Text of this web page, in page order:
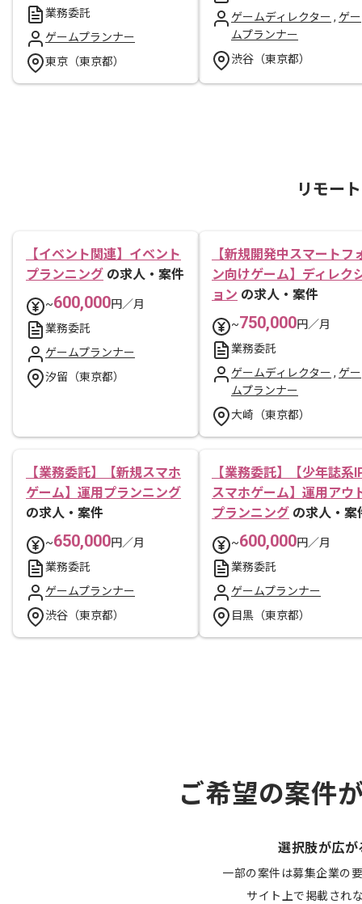
業務委託
ゲームプランナー
東京（東京都）
ゲームディレクター , ゲー
ムプランナー
渋谷（東京都）
リモー
【イベント関連】イベント
プランニング の求人・案件
~600,000円／月
業務委託
ゲームプランナー
汐留（東京都）
【新規開発中スマートフ
ン向けゲーム】ディレク
ョン の求人・案件
~750,000円／月
業務委託
ゲームディレクター , ゲー
ムプランナー
大崎（東京都）
【業務委託】【新規スマホ
ゲーム】運用プランニング
の求人・案件
~650,000円／月
業務委託
ゲームプランナー
渋谷（東京都）
【業務委託】【少年誌系
スマホゲーム】運用アウ
プランニング の求人・案
~600,000円／月
業務委託
ゲームプランナー
目黒（東京都）
ご希望の案件
選択肢が広が
一部の案件は募集企業の
サイト上で掲載され